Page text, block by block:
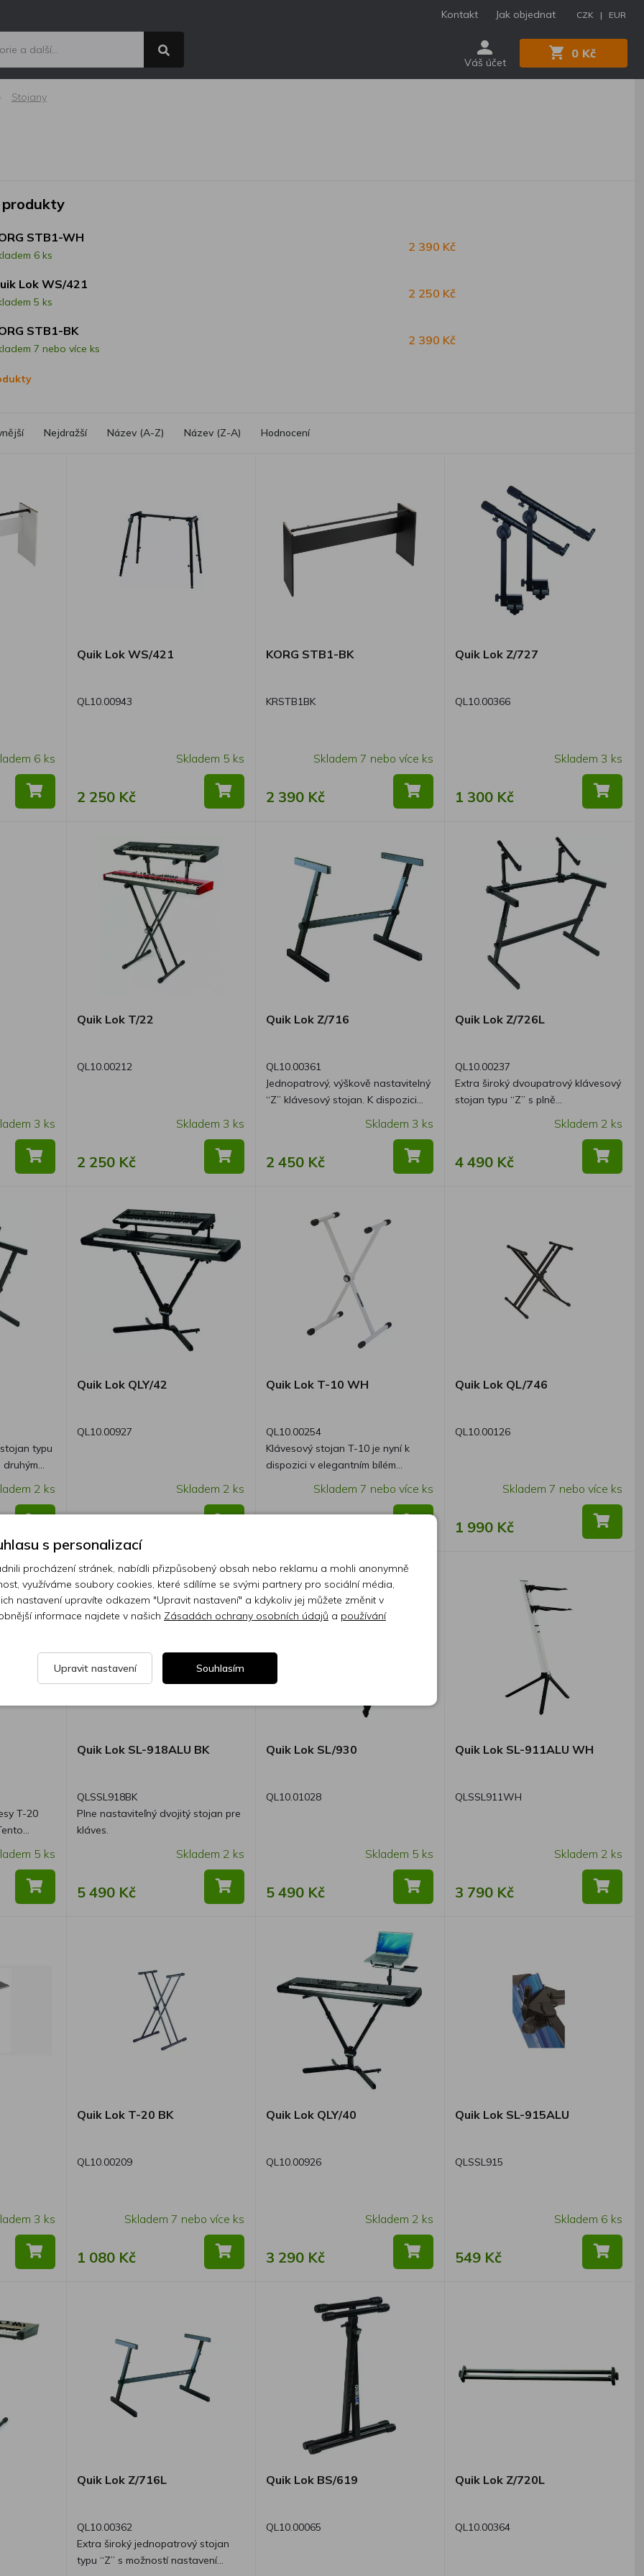
Kontakt Jak objednat CZK | EUR
Váš účet
0 Kč
Stojany
produkty
STB1-WH
6 ks
2 390 Kč
Lok WS/421
5 ks
2 250 Kč
STB1-BK
7 nebo více ks
2 390 Kč
Nejdražší Název (A-Z) Název (Z-A) Hodnocení
6 ks
Quik Lok WS/421
QL10.00943
Skladem 5 ks
2 250 Kč
KORG STB1-BK
KRSTB1BK
Skladem 7 nebo více ks
2 390 Kč
Quik Lok Z/727
QL10.00366
Skladem 3 ks
1 300 Kč
3 ks
Quik Lok T/22
QL10.00212
Skladem 3 ks
2 250 Kč
Quik Lok Z/716
QL10.00361
Jednopatrový, výškově nastavitelný
“Z” klávesový stojan. K dispozici
také ve verzi s větší šířkou Extra-
Skladem 3 ks
2 450 Kč
Quik Lok Z/726L
QL10.00237
Extra široký dvoupatrový klávesový
stojan typu “Z” s plně
nastavitelným druhým patrem.Skladem 2 ks
4 490 Kč
typu
2 ks
Quik Lok QLY/42
QL10.00927
Skladem 2 ks
Quik Lok T-10 WH
QL10.00254
Klávesový stojan T-10 je nyní k
dispozici v elegantním bílém
harmonicky se začlenit do
přičemž si zachovává nejlepší
poměr ceny a kvality.
Skladem 7 nebo více ks
Quik Lok QL/746
QL10.00126
Skladem 7 nebo více ks
1 990 Kč
T-20
a bílá
pro
T-20
s
Zamykací
5 ks
Quik Lok SL-918ALU BK
QLSSL918BK
Plne nastaviteľný dvojitý stojan pre
kláves.
Skladem 2 ks
5 490 Kč
Quik Lok SL/930
QL10.01028
Skladem 5 ks
5 490 Kč
Quik Lok SL-911ALU WH
QLSSL911WH
Skladem 2 ks
3 790 Kč
3 ks
Quik Lok T-20 BK
QL10.00209
Skladem 7 nebo více ks
1 080 Kč
Quik Lok QLY/40
QL10.00926
Skladem 2 ks
3 290 Kč
Quik Lok SL-915ALU
QLSSL915
Skladem 6 ks
549 Kč
Quik Lok Z/716L
QL10.00362
Extra široký jednopatrový stojan
typu “Z” s možností nastavení
Quik Lok BS/619
QL10.00065
Quik Lok Z/720L
QL10.00364
s personalizací
procházení stránek, nabídli přizpůsobený obsah nebo reklamu a mohli anonymně
využíváme soubory cookies, které sdílíme se svými partnery pro sociální média,
nastavení upravíte odkazem "Upravit nastavení" a kdykoliv jej můžete změnit v
informace najdete v našich Zásadách ochrany osobních údajů a používání
Upravit nastavení Souhlasím